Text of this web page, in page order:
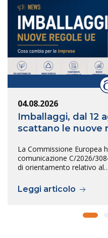
04.08.2026
Imballaggi, dal 12
scattano le nuove
La Commissione Europea
comunicazione C/2026/
di orientamento relativo
Leggi articolo